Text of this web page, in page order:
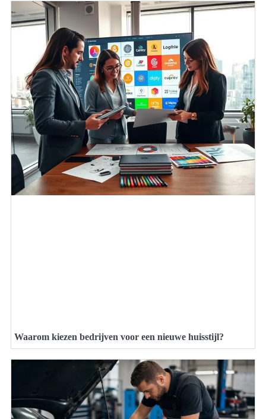
Waarom kiezen bedrijven voor een nieuwe huisstijl?